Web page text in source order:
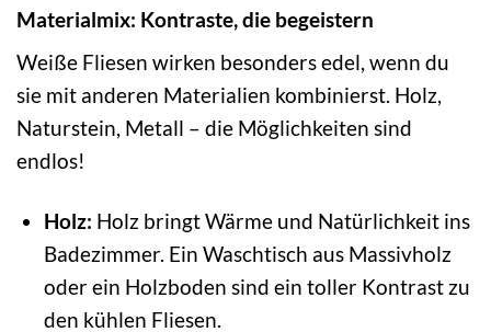
Materialmix: Kontraste, die begeistern
Weiße Fliesen wirken besonders edel, wenn du
sie mit anderen Materialien kombinierst. Holz,
Naturstein, Metall – die Möglichkeiten sind
endlos!
Holz: Holz bringt Wärme und Natürlichkeit ins
Badezimmer. Ein Waschtisch aus Massivholz
oder ein Holzboden sind ein toller Kontrast zu
den kühlen Fliesen.